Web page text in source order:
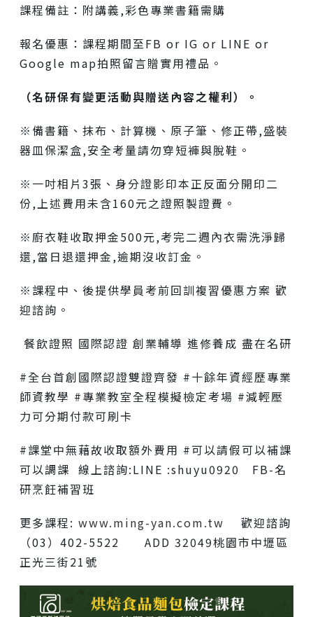
課程備註：附講義,彩色專業書籍需購
報名優惠：課程期間至FB or IG or LINE or
Google map拍照留言贈實用禮品。
（名研保有變更活動與贈送內容之權利）。
※備書籍、抹布、計算機、原子筆、修正帶,盛裝
器皿保潔盒,安全考量請勿穿短褲與脫鞋。
※一吋相片3張、身分證影印本正反面分開印二
份,上述費用未含160元之證照製證費。
※廚衣鞋收取押金500元,考完二週內衣需洗淨歸
還,當日退還押金,逾期沒收訂金。
※課程中、後提供學員考前回訓複習優惠方案 歡
迎諮詢。
餐飲證照 國際認證 創業輔導 進修養成 盡在名研
#全台首創國際認證雙證齊發 #十餘年資經歷專業
師資教學 #專業教室全程模擬檢定考場 #減輕壓
力可分期付款可刷卡
#課堂中無藉故收取額外費用 #可以請假可以補課
可以調課 線上諮詢:LINE :shuyu0920 FB-名
研烹飪補習班
更多課程: www.ming-yan.com.tw 歡迎諮詢
（03）402-5522 ADD 32049桃園市中壢區
正光三街21號